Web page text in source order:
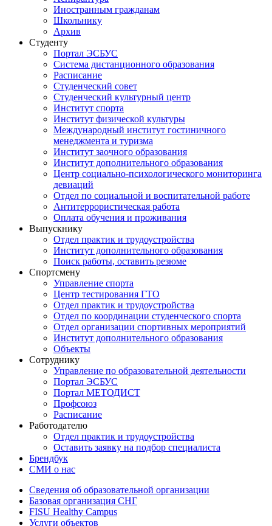
Иностранным гражданам
Школьнику
Архив
Студенту
Портал ЭСБУС
Система дистанционного образования
Расписание
Студенческий совет
Студенческий культурный центр
Институт спорта
Институт физической культуры
Международный институт гостиничного
менеджмента и туризма
Институт заочного образования
Институт дополнительного образования
Центр социально-психологического мониторинга
девиаций
Отдел по социальной и воспитательной работе
Антитеррористическая работа
Оплата обучения и проживания
Выпускнику
Отдел практик и трудоустройства
Институт дополнительного образования
Поиск работы, оставить резюме
Спортсмену
Управление спорта
Центр тестирования ГТО
Отдел практик и трудоустройства
Отдел по координации студенческого спорта
Отдел организации спортивных мероприятий
Институт дополнительного образования
Объекты
Сотруднику
Управление по образовательной деятельности
Портал ЭСБУС
Портал МЕТОДИСТ
Профсоюз
Расписание
Работодателю
Отдел практик и трудоустройства
Оставить заявку на подбор специалиста
Брендбук
СМИ о нас
Сведения об образовательной организации
Базовая организация СНГ
FISU Healthy Campus
Услуги объектов